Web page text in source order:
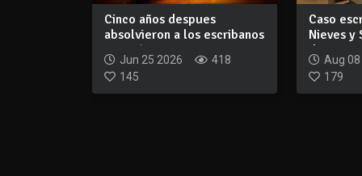
Cinco años despues
absolvieron a los escribanos
De León, Nie...
Jun 25 2026
418
145
Caso
Nieves y
de
Aug
179